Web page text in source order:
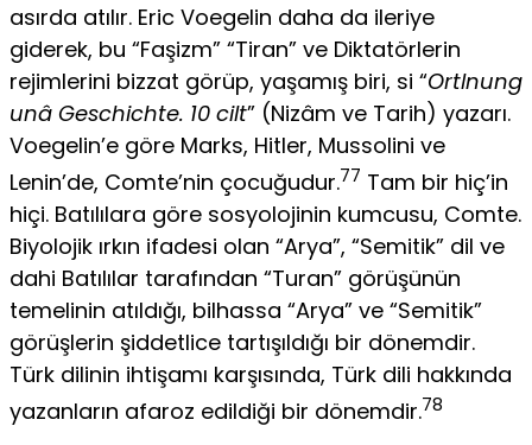
asırda atılır. Eric Voegelin daha da ileriye
giderek, bu “Faşizm” “Tiran” ve Diktatörlerin
rejimlerini bizzat görüp, yaşamış biri, si “Ortlnung
unâ Geschichte. 10 cilt” (Nizâm ve Tarih) yazarı.
Voegelin’e göre Marks, Hitler, Mussolini ve
Lenin’de, Comte’nin çocuğudur.77 Tam bir hiç’in
hiçi. Batılılara göre sosyolojinin ku­mcusu, Comte.
Biyolojik ırkın ifadesi olan “Arya”, “Semitik” dil ve
dahi Batılılar tarafından “Turan” görüşünün
temelinin atıldığı, bilhassa “Arya” ve “Semitik”
görüşlerin şiddetlice tartışıldığı bir dönemdir.
Türk dilinin ihtişamı karşısında, Türk dili hakkında
ya­zanların afaroz edildiği bir dönemdir.78